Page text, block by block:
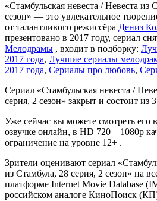
«Стамбульская невеста / Невеста из
сезон» — это увлекательное
от талантливого режиссёра Дениз
презентовано в 2017 году, сериал
Мелодрамы , входит в подборку:
2017 года, Лучшие сериалы
2017 года, Сериалы про любовь,
Сериал «Стамбульская невеста /
серия, 2 сезон» закрыт и состоит из
Уже сейчас вы можете смотреть его
озвучке онлайн, в HD 720 – 1080p
ограничение на уровне 12+ .
Зрители оценивают сериал
из Стамбула, 28 серия, 2 сезон» на
платформе Internet Movie Database
российском аналоге КиноПоиск